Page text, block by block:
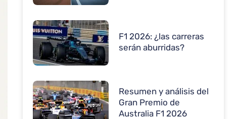
F1 2026: ¿las carreras
serán aburridas?
Resumen y análisis del
Gran Premio de
Australia F1 2026